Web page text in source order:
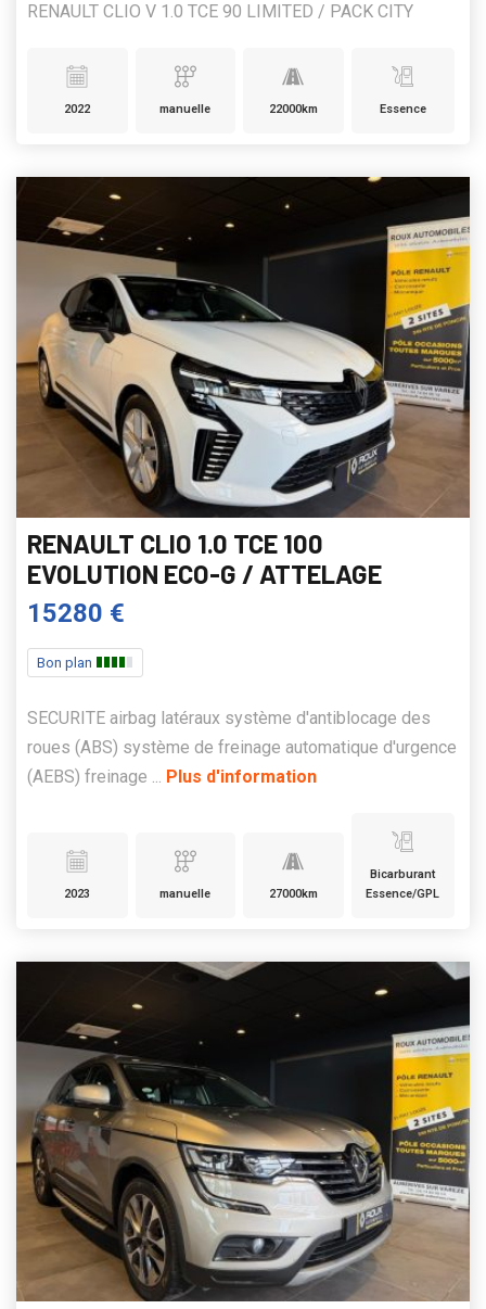
RENAULT CLIO V 1.0 TCE 90 LIMITED / PACK CITY
2022 manuelle 22000km Essence
RENAULT CLIO 1.0 TCE 100
EVOLUTION ECO-G / ATTELAGE
15280 €
Bon plan
SECURITE airbag latéraux système d'antiblocage des
roues (ABS) système de freinage automatique d'urgence
(AEBS) freinage ... Plus d'information
2023 manuelle 27000km
Bicarburant
Essence/GPL